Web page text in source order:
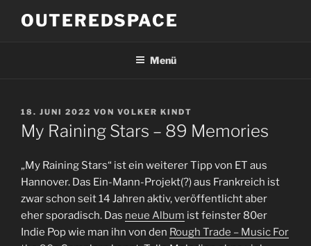
InhaltOUTEREDSPACE
Menü
VERÖFFENTLICHT
AM
18. JUNI 2022 VON VOLKER KINDT
My Raining Stars – 89 Memories
„My Raining Stars“ ist ein weiterer Tipp von ET aus
Hannover. Das Ein-Mann-Projekt(?) aus Frankreich ist
zwar schon seit 14 Jahren aktiv, veröffentlicht aber
eher sporadisch. Das neue Album ist feinster 80er
Indie Pop wie man ihn von den Rough Trade – Music For